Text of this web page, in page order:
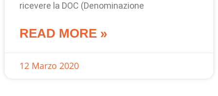
ricevere la DOC (Denominazione
READ MORE »
12 Marzo 2020